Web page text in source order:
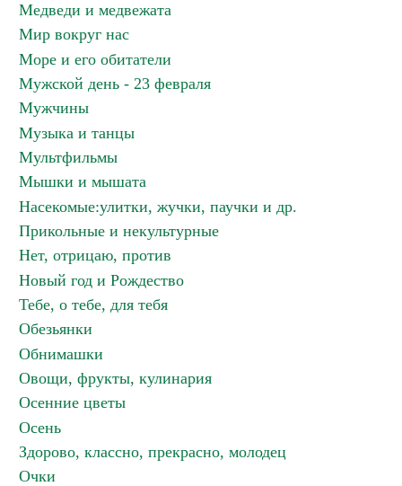
Медведи и медвежата
Мир вокруг нас
Море и его обитатели
Мужской день - 23 февраля
Мужчины
Музыка и танцы
Мультфильмы
Мышки и мышата
Насекомые:улитки, жучки, паучки и др.
Прикольные и некультурные
Нет, отрицаю, против
Новый год и Рождество
Тебе, о тебе, для тебя
Обезьянки
Обнимашки
Овощи, фрукты, кулинария
Осенние цветы
Осень
Здорово, классно, прекрасно, молодец
Очки